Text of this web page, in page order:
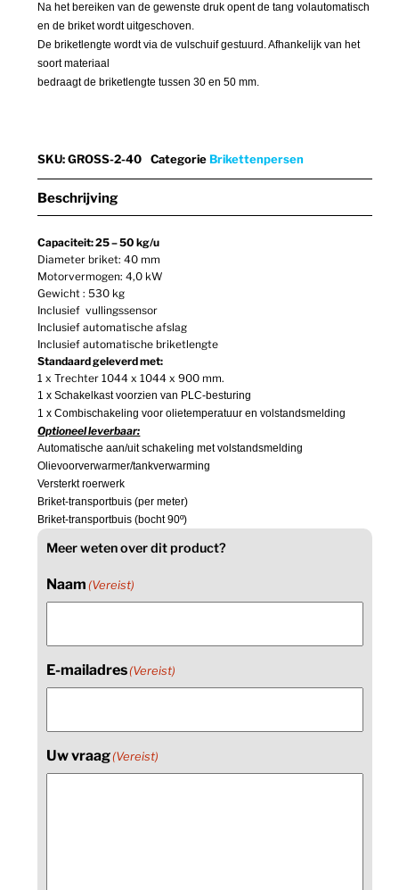
Na het bereiken van de gewenste druk opent de tang volautomatisch
en de briket wordt uitgeschoven.
De briketlengte wordt via de vulschuif gestuurd. Afhankelijk van het
soort materiaal
bedraagt de briketlengte tussen 30 en 50 mm.
SKU:GROSS-2-40 CategorieBrikettenpersen
Beschrijving
Capaciteit: 25 – 50 kg/u
Diameter briket: 40 mm
Motorvermogen: 4,0 kW
Gewicht : 530 kg
Inclusief vullingssensor
Inclusief automatische afslag
Inclusief automatische briketlengte
Standaard geleverd met:
1 x Trechter 1044 x 1044 x 900 mm.
1 x Schakelkast voorzien van PLC-besturing
1 x Combischakeling voor olietemperatuur en volstandsmelding
Optioneel leverbaar:
Automatische aan/uit schakeling met volstandsmelding
Olievoorverwarmer/tankverwarming
Versterkt roerwerk
Briket-transportbuis (per meter)
Briket-transportbuis (bocht 90º)
Meer weten over dit product?
Naam (Vereist)
E-mailadres(Vereist)
Uw vraag(Vereist)